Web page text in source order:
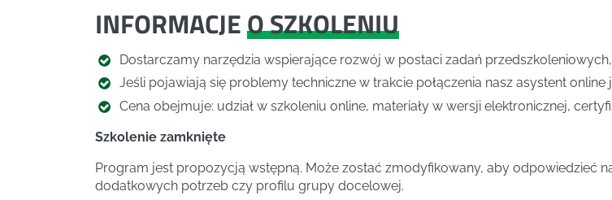
INFORMACJEO SZKOLENIU
Dostarczamy narzędzia wspierające rozwój w postaci zadań
Jeśli pojawiają się problemy techniczne w trakcie połączenia nasz asystent online
Cena obejmuje: udział w szkoleniu online, materiały w wersji elektronicznej,
Szkolenie zamknięte
Program jest propozycją wstępną. Może zostać zmodyfikowany, aby odpowiedzieć
dodatkowych potrzeb czy profilu grupy docelowej.